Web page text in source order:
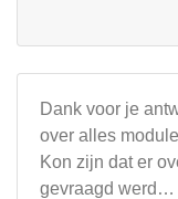
Dank voor je
over alles
Kon zijn dat er
gevraagd werd…